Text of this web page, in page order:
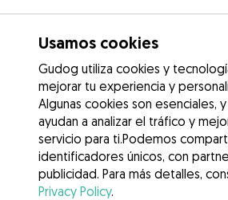
Usamos cookies
Gudog utiliza cookies y
mejorar tu experiencia y
Algunas cookies son esenciales,
ayudan a analizar el tráfico y
servicio para ti.Podemos
identificadores únicos, con
publicidad. Para más detalles,
Privacy Policy.